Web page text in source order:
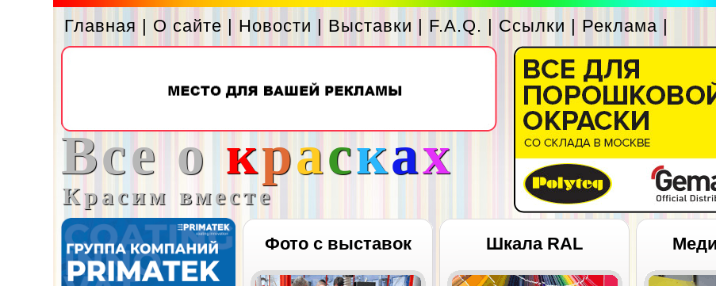
Главная | О сайте | Новости | Выставки | F.A.Q. | Ссылки | Реклама |
Все о красках
Красим вместе
Фото с выставок Шкала RAL